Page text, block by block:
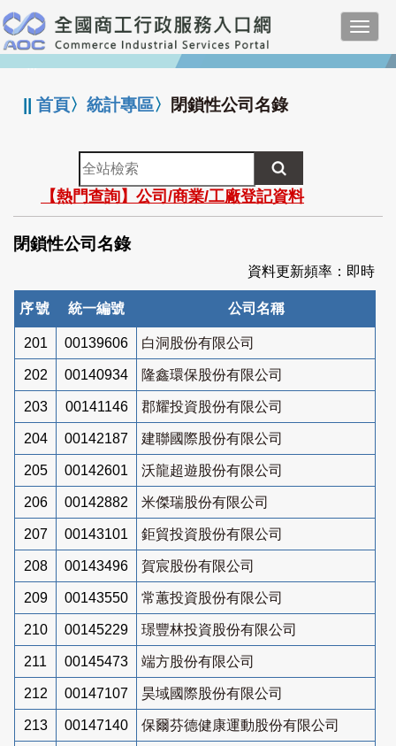
跳
到
主
要
:::
||首頁〉統計專區〉 閉鎖性公司名錄
全
站
檢
索
【熱門查詢】公司/商業/工廠登記資料
閉鎖性公司名錄
資料更新頻率：即時
序號 統一編號 公司名稱
201 00139606 白洞股份有限公司
202 00140934 隆鑫環保股份有限公司
203 00141146 郡耀投資股份有限公司
204 00142187 建聯國際股份有限公司
205 00142601 沃龍超遊股份有限公司
206 00142882 米傑瑞股份有限公司
207 00143101 鉅貿投資股份有限公司
208 00143496 賀宸股份有限公司
209 00143550 常蕙投資股份有限公司
210 00145229 璟豐林投資股份有限公司
211 00145473 端方股份有限公司
212 00147107 昊域國際股份有限公司
213 00147140 保爾芬德健康運動股份有限公司